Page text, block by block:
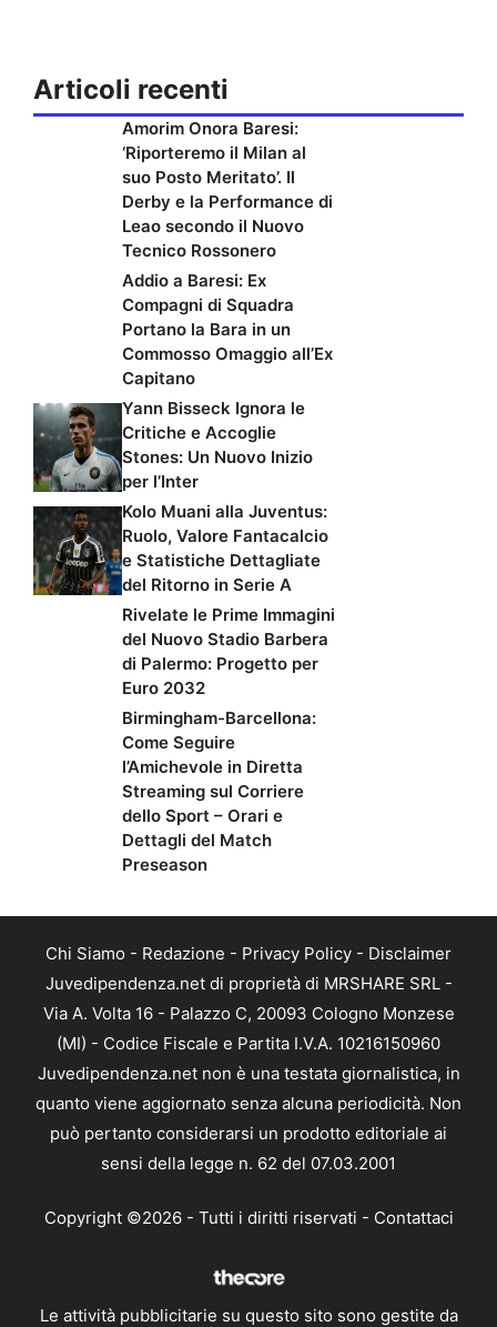
Articoli recenti
Amorim Onora Baresi:
‘Riporteremo il Milan al
suo Posto Meritato’. Il
Derby e la Performance di
Leao secondo il Nuovo
Tecnico Rossonero
Addio a Baresi: Ex
Compagni di Squadra
Portano la Bara in un
Commosso Omaggio all’Ex
Capitano
Yann Bisseck Ignora le
Critiche e Accoglie
Stones: Un Nuovo Inizio
per l’Inter
Kolo Muani alla Juventus:
Ruolo, Valore Fantacalcio
e Statistiche Dettagliate
del Ritorno in Serie A
Rivelate le Prime Immagini
del Nuovo Stadio Barbera
di Palermo: Progetto per
Euro 2032
Birmingham-Barcellona:
Come Seguire
l’Amichevole in Diretta
Streaming sul Corriere
dello Sport – Orari e
Dettagli del Match
Preseason
Chi Siamo - Redazione - Privacy Policy - Disclaimer
Juvedipendenza.net di proprietà di MRSHARE SRL -
Via A. Volta 16 - Palazzo C, 20093 Cologno Monzese
(MI) - Codice Fiscale e Partita I.V.A. 10216150960
Juvedipendenza.net non è una testata giornalistica, in
quanto viene aggiornato senza alcuna periodicità. Non
può pertanto considerarsi un prodotto editoriale ai
sensi della legge n. 62 del 07.03.2001
Copyright ©2026 - Tutti i diritti riservati - Contattaci
Le attività pubblicitarie su questo sito sono gestite da